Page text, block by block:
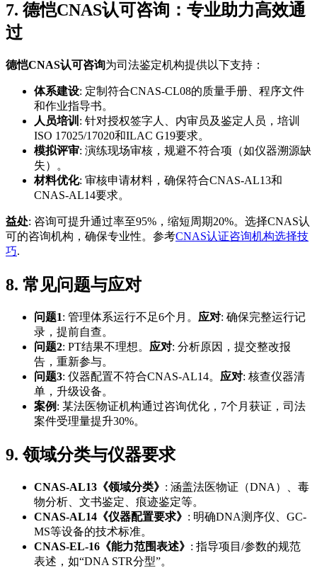
7. 德恺CNAS认可咨询：专业助力高效通
过
德恺CNAS认可咨询为司法鉴定机构提供以下支持：
体系建设: 定制符合CNAS-CL08的质量手册、程序文件
和作业指导书。
人员培训 : 针对授权签字人、内审员及鉴定人员，培训
ISO 17025/17020和ILAC G19要求。
模拟评审: 演练现场审核，规避不符合项（如仪器溯源缺
失）。
材料优化: 审核申请材料，确保符合CNAS-AL13和
CNAS-AL14要求。
益处: 咨询可提升通过率至95%，缩短周期20%。选择CNAS认
可的咨询机构，确保专业性。参考CNAS认证咨询机构选择技
巧.
8. 常见问题与应对
问题1: 管理体系运行不足6个月。 应对: 确保完整运行记
录，提前自查。
问题2: PT结果不理想。 应对: 分析原因，提交整改报
告，重新参与。
问题3: 仪器配置不符合CNAS-AL14。 应对: 核查仪器清
单，升级设备。
案例 : 某法医物证机构通过咨询优化，7个月获证，司法
案件受理量提升30%。
9. 领域分类与仪器要求
CNAS-AL13《领域分类》 : 涵盖法医物证（DNA）、毒
物分析、文书鉴定、痕迹鉴定等。
CNAS-AL14《仪器配置要求》 : 明确DNA测序仪、GC-
MS等设备的技术标准。
CNAS-EL-16《能力范围表述》 : 指导项目/参数的规范
表述，如“DNA STR分型”。